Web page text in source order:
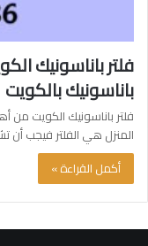
باناسونيك بالكويت
فلتر باناسونيك الكويت
المنزل هي الفلتر فيجب أن
أكمل القراءة »